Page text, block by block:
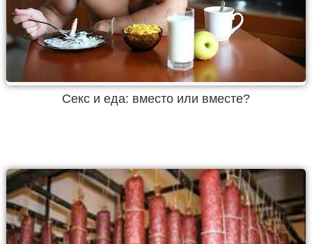
Секс и еда: вместо или вместе?